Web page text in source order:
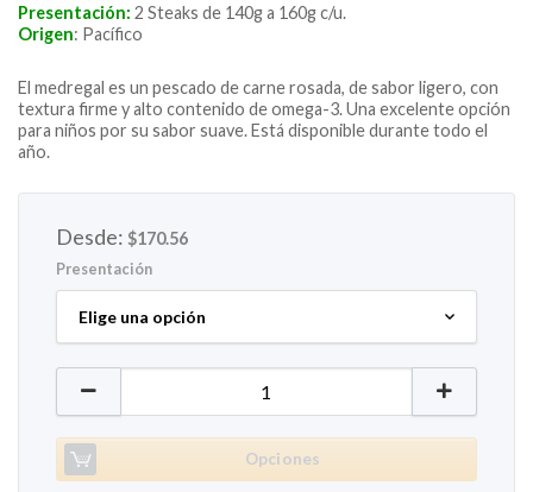
Presentación: 2 Steaks de 140g a 160g c/u.
Origen: Pacífico
El medregal es un pescado de carne rosada, de sabor ligero, con
textura firme y alto contenido de omega-3. Una excelente opción
para niños por su sabor suave. Está disponible durante todo el
año.
Desde: $170.56
Presentación
Opciones